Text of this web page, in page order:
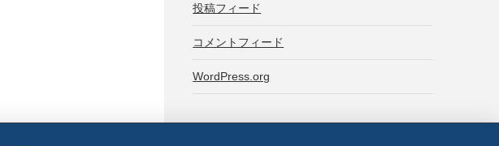
投稿フィード
コメントフィード
WordPress.org